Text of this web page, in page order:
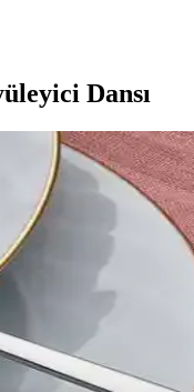
Dansı